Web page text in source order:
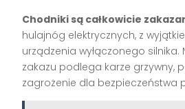
Chodniki są całkowicie
hulajnóg elektrycznych, z
urządzenia wyłączonego silnika.
zakazu podlega karze grzywny,
zagrożenie dla bezpieczeństwa